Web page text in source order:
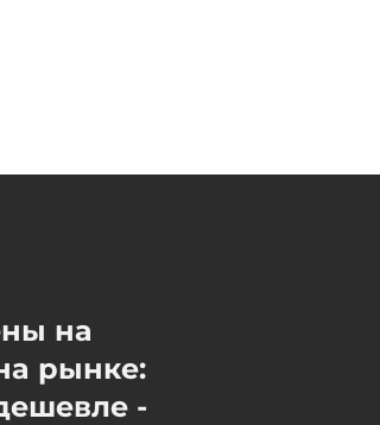
на
рынке:
-